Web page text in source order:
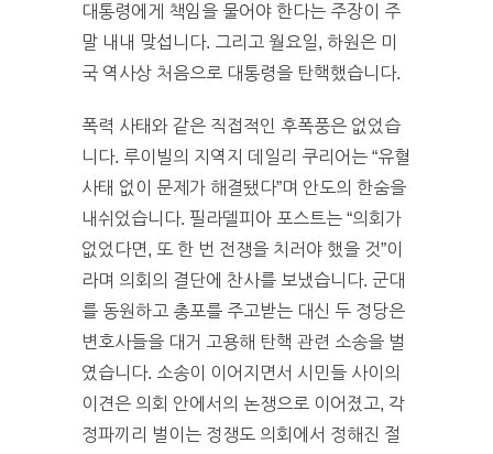
대통령에게 책임을 물어야 한다는 주장이 주
말 내내 맞섭니다. 그리고 월요일, 하원은 미
국 역사상 처음으로 대통령을 탄핵했습니다.
폭력 사태와 같은 직접적인 후폭풍은 없었습
니다. 루이빌의 지역지 데일리 쿠리어는 “유혈
사태 없이 문제가 해결됐다”며 안도의 한숨을
내쉬었습니다. 필라델피아 포스트는 “의회가
없었다면, 또 한 번 전쟁을 치러야 했을 것”이
라며 의회의 결단에 찬사를 보냈습니다. 군대
를 동원하고 총포를 주고받는 대신 두 정당은
변호사들을 대거 고용해 탄핵 관련 소송을 벌
였습니다. 소송이 이어지면서 시민들 사이의
이견은 의회 안에서의 논쟁으로 이어졌고, 각
정파끼리 벌이는 정쟁도 의회에서 정해진 절